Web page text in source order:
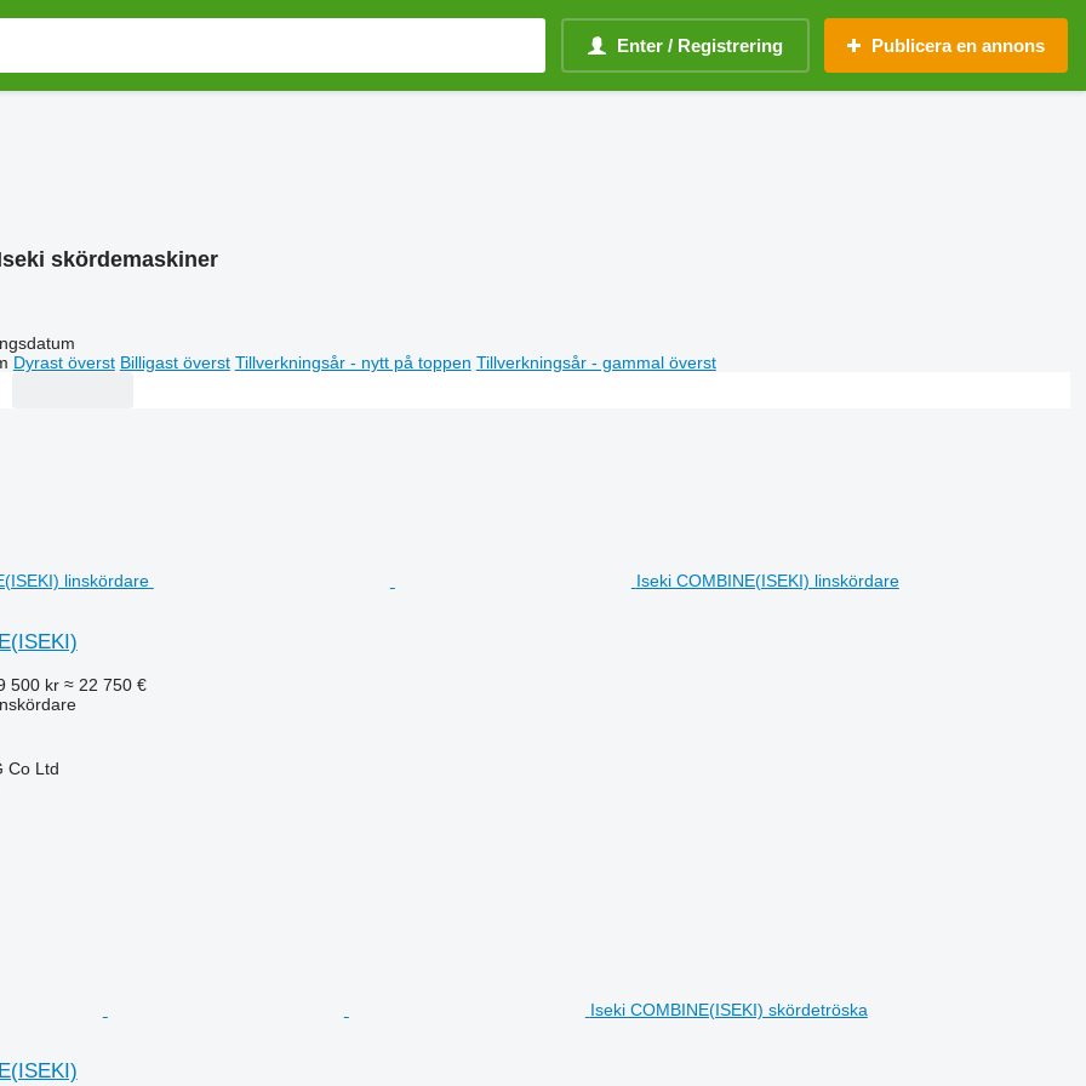
Enter / Registrering Publicera en annons
skördemaskiner
Dyrast överst Billigast överst Tillverkningsår - nytt på toppen Tillverkningsår - gammal överst
Iseki COMBINE(ISEKI) linskördare
500 kr ≈ 22 750 €
Co Ltd
Iseki COMBINE(ISEKI) skördetröska